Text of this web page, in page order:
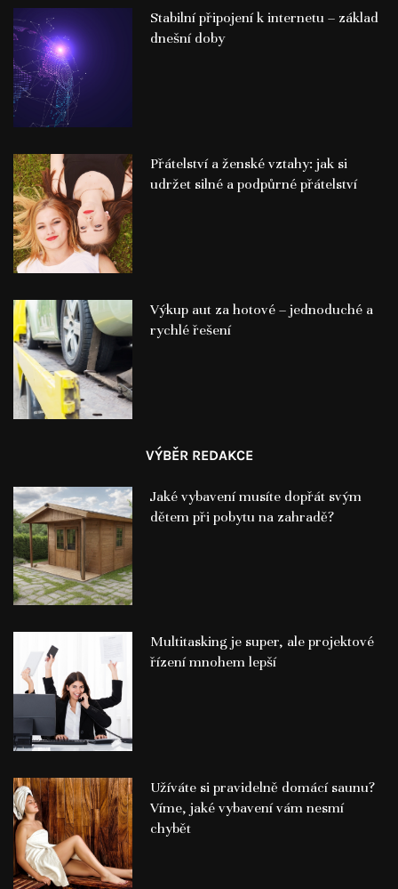
Stabilní připojení k internetu – základ
dnešní doby
Přátelství a ženské vztahy: jak si
udržet silné a podpůrné přátelství
Výkup aut za hotové – jednoduché a
rychlé řešení
VÝBĚR REDAKCE
Jaké vybavení musíte dopřát svým
dětem při pobytu na zahradě?
Multitasking je super, ale projektové
řízení mnohem lepší
Užíváte si pravidelně domácí saunu?
Víme, jaké vybavení vám nesmí
chybět